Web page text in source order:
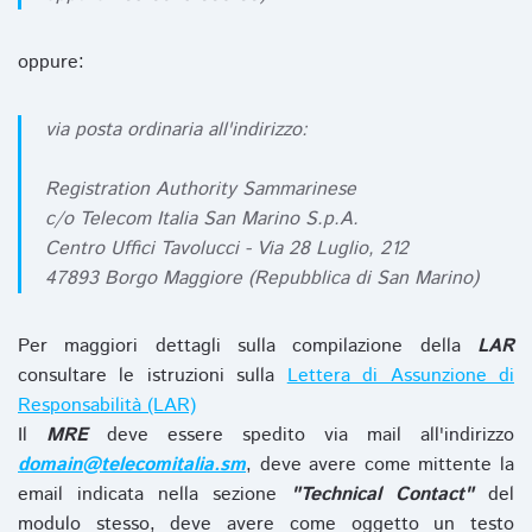
oppure:
via posta ordinaria all'indirizzo:
Registration Authority Sammarinese
c/o Telecom Italia San Marino S.p.A.
Centro Uffici Tavolucci - Via 28 Luglio, 212
47893 Borgo Maggiore (Repubblica di San Marino)
Per maggiori dettagli sulla compilazione della LAR
consultare le istruzioni sullaLettera di Assunzione di
Responsabilità (LAR)
Il MREdeve essere spedito via mail all'indirizzo
domain@telecomitalia.sm, deve avere come mittente la
email indicata nella sezione
"Technical Contact"del
modulo stesso, deve avere come oggetto un testo